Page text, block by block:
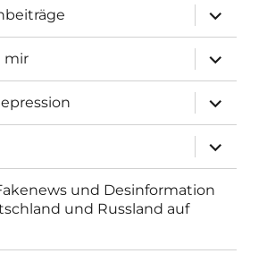
anzeigen
mir
anzeigen
anzeigen
anzeigen
und Desinformation
und Russland auf